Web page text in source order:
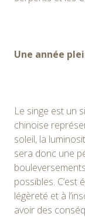
Une année
Le singe est un
chinoise
soleil, la
sera donc une
possibles. C’est
légèreté et à
avoir des